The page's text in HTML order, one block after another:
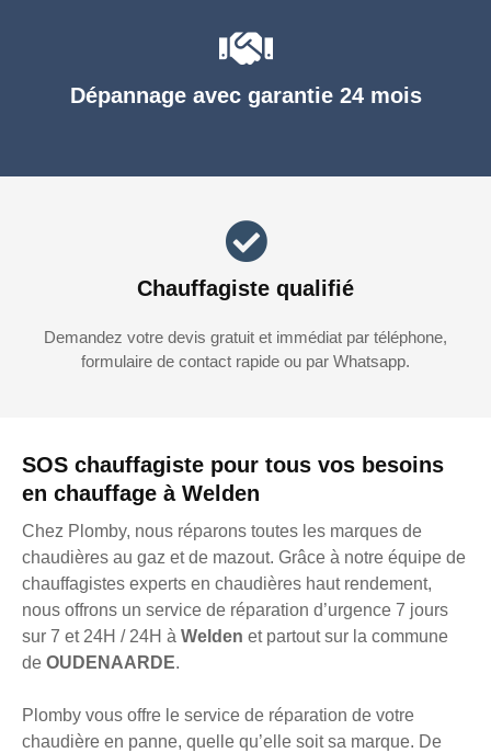
SOS chauffagiste pour tous vos besoins
en chauffage à Welden
Chez Plomby, nous réparons toutes les marques de
chaudières au gaz et de mazout. Grâce à notre équipe de
chauffagistes experts en chaudières haut rendement,
nous offrons un service de réparation d’urgence 7 jours
sur 7 et 24H / 24H à Welden et partout sur la commune
de OUDENAARDE.
Plomby vous offre le service de réparation de votre
chaudière en panne, quelle qu’elle soit sa marque. De
Dépannage avec garantie 24 mois
Chauffagiste qualifié
Demandez votre devis gratuit et immédiat par téléphone,
formulaire de contact rapide ou par Whatsapp.